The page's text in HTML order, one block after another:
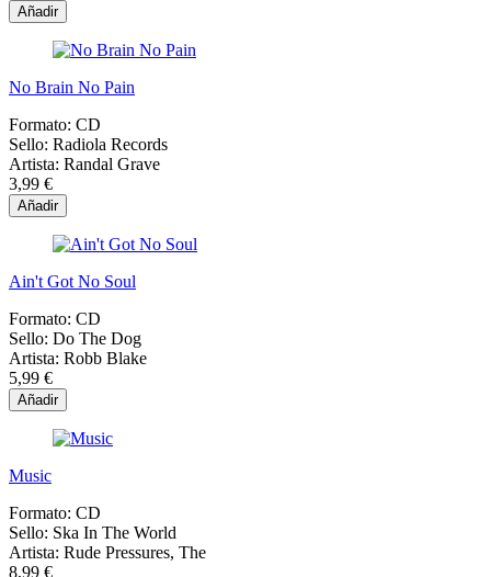
Añadir
No Brain No Pain
Formato: CD
Sello: Radiola Records
Artista: Randal Grave
3,99 €
Añadir
Ain't Got No Soul
Formato: CD
Sello: Do The Dog
Artista: Robb Blake
5,99 €
Añadir
Music
Formato: CD
Sello: Ska In The World
Artista: Rude Pressures, The
8,99 €